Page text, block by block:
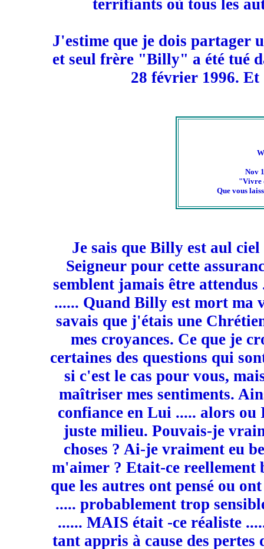
terrifiants où tous les
J'estime que je dois partager
et seul frère "Billy" a été tué
28 février 1996.
Nov
"Vivre
Que vous
Je sais que Billy est aul
Seigneur pour cette
semblent jamais être
...... Quand Billy est mort ma
savais que j'étais une
mes croyances. Ce que je
certaines des questions qui
si c'est le cas pour vous,
maîtriser mes sentiments.
confiance en Lui ..... alors
juste milieu. Pouvais-je
choses ? Ai-je vraiment eu
m'aimer ? Etait-ce
que les autres ont pensé ou
..... probablement trop
...... MAIS était -ce réaliste
tant appris à cause des